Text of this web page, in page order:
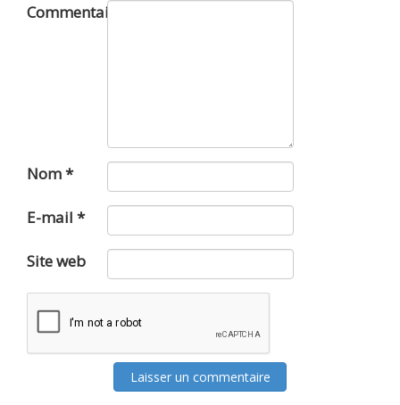
Commentaire
Nom*
E-mail *
Site web